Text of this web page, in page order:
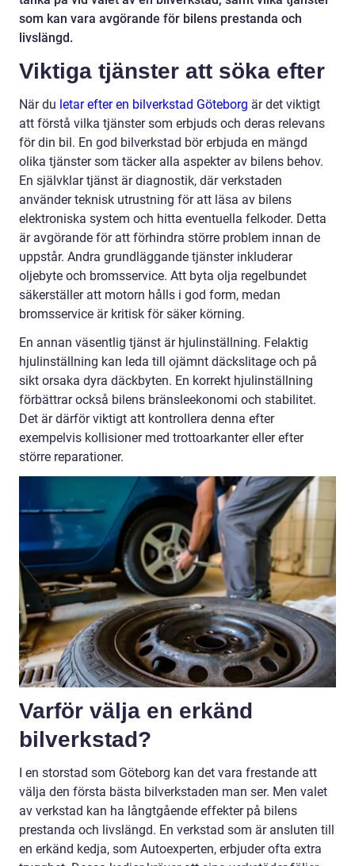
som kan vara avgörande för bilens prestanda och
livslängd.
Viktiga tjänster att söka efter
När du letar efter en bilverkstad Göteborg är det viktigt
att förstå vilka tjänster som erbjuds och deras relevans
för din bil. En god bilverkstad bör erbjuda en mängd
olika tjänster som täcker alla aspekter av bilens behov.
En självklar tjänst är diagnostik, där verkstaden
använder teknisk utrustning för att läsa av bilens
elektroniska system och hitta eventuella felkoder. Detta
är avgörande för att förhindra större problem innan de
uppstår. Andra grundläggande tjänster inkluderar
oljebyte och bromsservice. Att byta olja regelbundet
säkerställer att motorn hålls i god form, medan
bromsservice är kritisk för säker körning.
En annan väsentlig tjänst är hjulinställning. Felaktig
hjulinställning kan leda till ojämnt däckslitage och på
sikt orsaka dyra däckbyten. En korrekt hjulinställning
förbättrar också bilens bränsleekonomi och stabilitet.
Det är därför viktigt att kontrollera denna efter
exempelvis kollisioner med trottoarkanter eller efter
större reparationer.
Varför välja en erkänd
bilverkstad?
I en storstad som Göteborg kan det vara frestande att
välja den första bästa bilverkstaden man ser. Men valet
av verkstad kan ha långtgående effekter på bilens
prestanda och livslängd. En verkstad som är ansluten till
en erkänd kedja, som Autoexperten, erbjuder ofta extra